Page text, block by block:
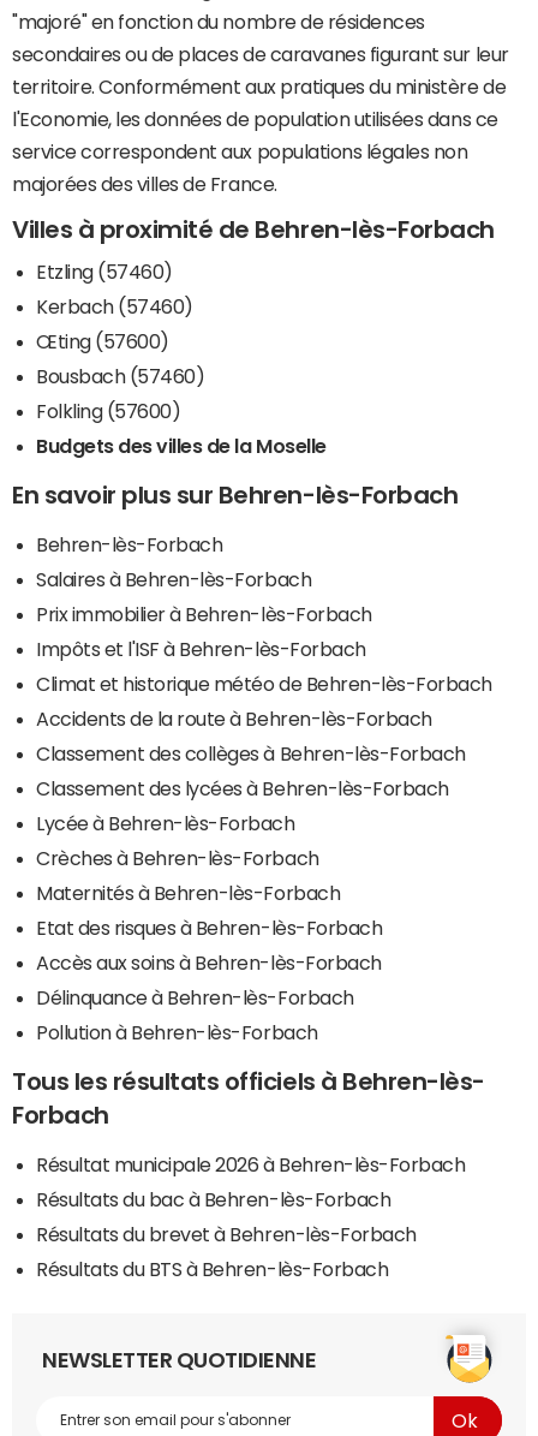
"majoré" en fonction du nombre de résidences
secondaires ou de places de caravanes figurant sur leur
territoire. Conformément aux pratiques du ministère de
l'Economie, les données de population utilisées dans ce
service correspondent aux populations légales non
majorées des villes de France.
Villes à proximité de Behren-lès-Forbach
Etzling (57460)
Kerbach (57460)
Œting (57600)
Bousbach (57460)
Folkling (57600)
Budgets des villes de la Moselle
En savoir plus sur Behren-lès-Forbach
Behren-lès-Forbach
Salaires à Behren-lès-Forbach
Prix immobilier à Behren-lès-Forbach
Impôts et l'ISF à Behren-lès-Forbach
Climat et historique météo de Behren-lès-Forbach
Accidents de la route à Behren-lès-Forbach
Classement des collèges à Behren-lès-Forbach
Classement des lycées à Behren-lès-Forbach
Lycée à Behren-lès-Forbach
Crèches à Behren-lès-Forbach
Maternités à Behren-lès-Forbach
Etat des risques à Behren-lès-Forbach
Accès aux soins à Behren-lès-Forbach
Délinquance à Behren-lès-Forbach
Pollution à Behren-lès-Forbach
Tous les résultats officiels à Behren-lès-
Forbach
Résultat municipale 2026 à Behren-lès-Forbach
Résultats du bac à Behren-lès-Forbach
Résultats du brevet à Behren-lès-Forbach
Résultats du BTS à Behren-lès-Forbach
NEWSLETTER QUOTIDIENNE